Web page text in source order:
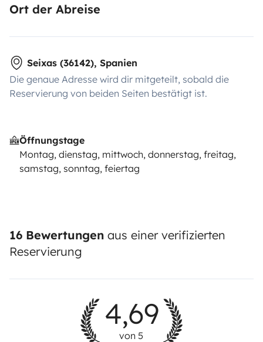
Ort der Abreise
Seixas (36142), Spanien
Die genaue Adresse wird dir mitgeteilt, sobald die
Reservierung von beiden Seiten bestätigt ist.
Öffnungstage
Montag, dienstag, mittwoch, donnerstag, freitag,
samstag, sonntag, feiertag
16 Bewertungen aus einer verifizierten
Reservierung
4,69
von 5